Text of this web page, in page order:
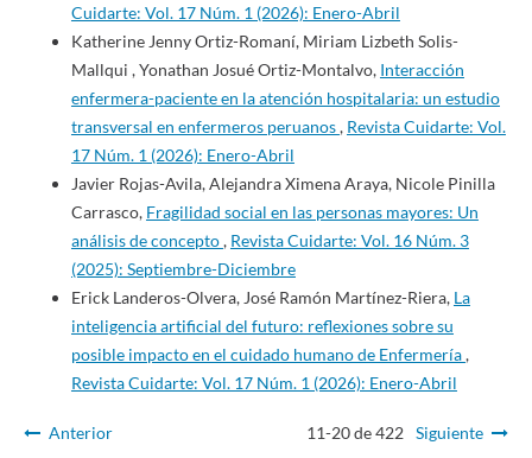
Cuidarte: Vol. 17 Núm. 1 (2026): Enero-Abril
Katherine Jenny Ortiz-Romaní, Miriam Lizbeth Solis-
Mallqui , Yonathan Josué Ortiz-Montalvo, Interacción
enfermera-paciente en la atención hospitalaria: un estudio
transversal en enfermeros peruanos, Revista Cuidarte: Vol.
17 Núm. 1 (2026): Enero-Abril
Javier Rojas-Avila, Alejandra Ximena Araya, Nicole Pinilla
Carrasco, Fragilidad social en las personas mayores: Un
análisis de concepto, Revista Cuidarte: Vol. 16 Núm. 3
(2025): Septiembre-Diciembre
Erick Landeros-Olvera, José Ramón Martínez-Riera, La
inteligencia artificial del futuro: reflexiones sobre su
posible impacto en el cuidado humano de Enfermería,
Revista Cuidarte: Vol. 17 Núm. 1 (2026): Enero-Abril
Anterior 11-20 de 422 Siguiente